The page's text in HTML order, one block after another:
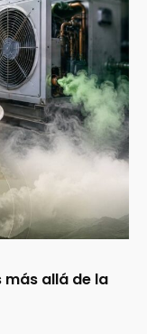
más allá de la